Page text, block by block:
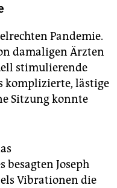
Pandemie.
damaligen Ärzten
stimulierende
komplizierte, lästige
Sitzung konnte
besagten Joseph
Vibrationen die